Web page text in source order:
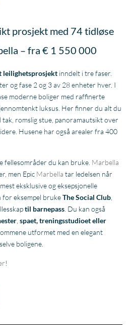
prosjekt med 74 tidløse
– fra € 1 550 000
leilighetsprosjekt inndelt i tre faser.
og fase 2 og 3 av 28 enheter hver. I
moderne boliger med raffinerte
luksus. Her finner du alt du
romslig stue, panoramautsikt over
Husene har også arealer fra 400
fellesområder du kan bruke. Marbella
men Epic Marbella tar ledelsen når
eksklusive og eksepsjonelle
for eksempel brukeThe Social Club
til barnepass . Du kan også
,spaet, treningsstudioet eller
utformet med en elegant
boligene.
!